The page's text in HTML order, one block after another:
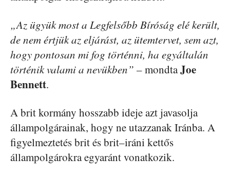
„Az ügyük most a Legfelsőbb Bíróság elé került,
de nem értjük az eljárást, az ütemtervet, sem azt,
hogy pontosan mi fog történni, ha egyáltalán
történik valami a nevükben” – mondtaJoe
Bennett.
A brit kormány hosszabb ideje azt javasolja
állampolgárainak, hogy ne utazzanak Iránba. A
figyelmeztetés brit és brit–iráni kettős
állampolgárokra egyaránt vonatkozik.